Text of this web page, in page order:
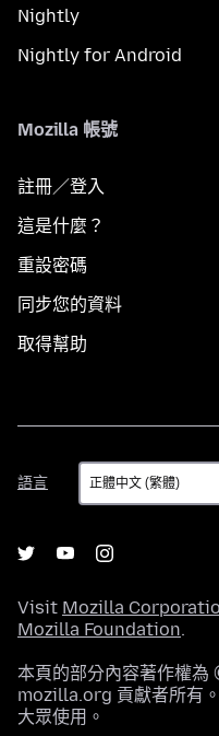
Nightly
Nightly for Android
Mozilla 帳號
註冊／登入
這是什麼？
重設密碼
同步您的資料
取得幫助
語言
語
言
Visit Mozilla
Mozilla Foundation.
本頁的部分內容著作權
mozilla.org 貢獻者所有
大眾使用。